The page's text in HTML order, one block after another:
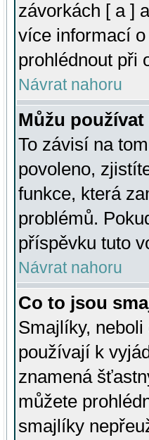
závorkách [ a ]
více informací
prohlédnout při
Návrat nahoru
Můžu používat
To závisí na
povoleno,
funkce, která
problémů.
příspěvku tuto
Návrat nahoru
Co to jsou
Smajlíky,
používají k
znamená
můžete
smajlíky